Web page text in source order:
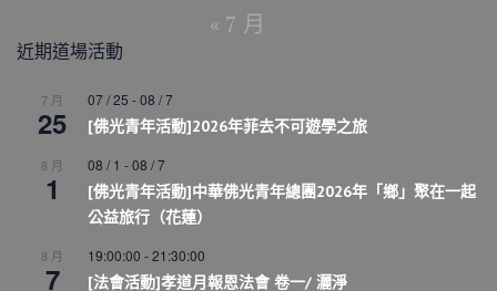
« 7 月
近期道場活動
7 月
25
07 / 25 -08 / 7
[佛光青年活動]2026年菲去不可遊學之旅
8 月
1
08 / 1 -08 / 7
[佛光青年活動]中華佛光青年總團2026年「鄉」聚在一起
公益旅行（花蓮）
8 月
7
19:00:00 -21:30:00
[法會活動]孝道月報恩法會 卷一/ 灑淨